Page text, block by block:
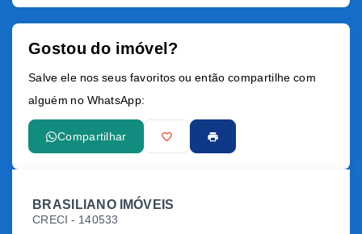
Gostou do imóvel?
Salve ele nos seus favoritos ou então compartilhe com
alguém no WhatsApp:
Compartilhar
BRASILIANO IMÓVEIS
CRECI - 140533